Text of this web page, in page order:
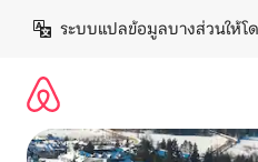
เนื้อหา
ระบบแปลข้อมูลบางส่วนให้โ